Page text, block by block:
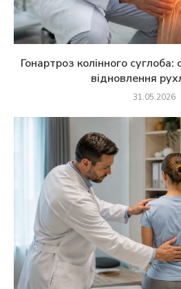
Гонартроз колінного суглоба:
відновлення
31.05.2026